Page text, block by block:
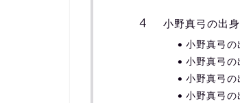
小野真弓の出
小野真弓の
小野真弓の
小野真弓の
小野真弓の